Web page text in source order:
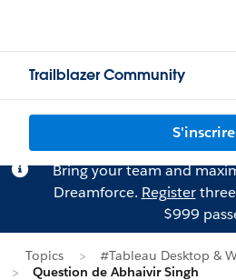
Trailblazer Community
S'inscrire
Bring your team and
Dreamforce. Register
$999
Topics
#Tableau Desktop &
Question de Abhaivir Singh